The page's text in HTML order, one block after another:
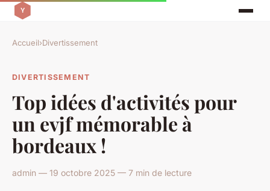
Accueil›Divertissement
DIVERTISSEMENT
Top idées d'activités pour
un evjf mémorable à
bordeaux !
admin — 19 octobre 2025 — 7 min de lecture